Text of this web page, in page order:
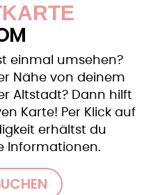
einmal umsehen?
Nähe von deinem
Altstadt? Dann hilft
Karte! Per Klick auf
erhältst du
Informationen.